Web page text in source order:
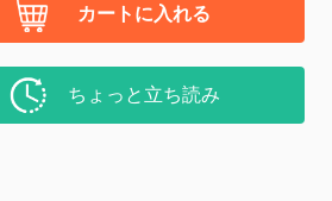
カートに入れる
ちょっと立ち読み